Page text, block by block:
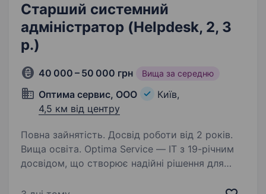
Старший системний
адміністратор (Helpdesk, 2, 3
р.)
40 000 – 50 000 грн Вища за середню
Оптима сервис, ООО
Київ,
4,5 км від центру
Повна зайнятість. Досвід роботи від 2 років.
Вища освіта. Optima Service — IT з 19-річним
досвідом, що створює надійні рішення для
компаній. Запрошуємо до співпраці